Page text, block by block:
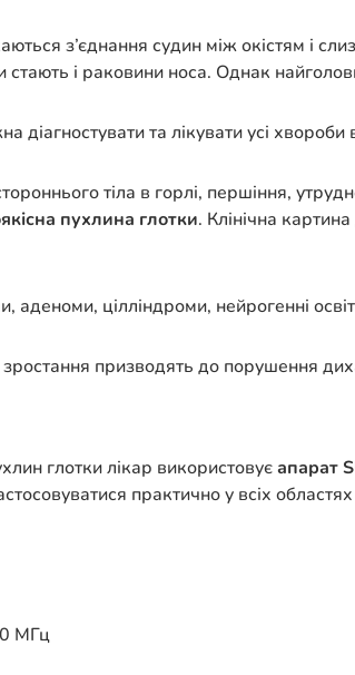
з’єднання судин між окістям і
стають і раковини носа. Однак
діагностувати та лікувати усі
тіла в горлі, першіння,
пухлина глотки. Клінічна
цілліндроми, нейрогенні
зростання призводять до порушення
глотки лікар використовуєапарат
практично у всіх
МГц